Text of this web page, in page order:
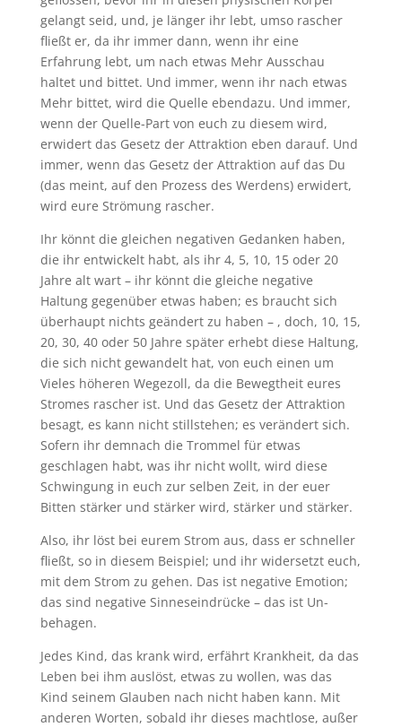
gelangt seid, und, je länger ihr lebt, umso rascher
fließt er, da ihr immer dann, wenn ihr eine
Erfahrung lebt, um nach etwas Mehr Ausschau
haltet und bittet. Und immer, wenn ihr nach etwas
Mehr bittet, wird die Quelle ebendazu. Und immer,
wenn der Quelle-Part von euch zu diesem wird,
erwidert das Gesetz der Attraktion eben darauf. Und
immer, wenn das Gesetz der Attraktion auf das Du
(das meint, auf den Prozess des Werdens) erwidert,
wird eure Strömung rascher.
Ihr könnt die gleichen negativen Gedanken haben,
die ihr entwickelt habt, als ihr 4, 5, 10, 15 oder 20
Jahre alt wart – ihr könnt die gleiche negative
Haltung gegenüber etwas haben; es braucht sich
überhaupt nichts geändert zu haben – , doch, 10, 15,
20, 30, 40 oder 50 Jahre später erhebt diese Haltung,
die sich nicht gewandelt hat, von euch einen um
Vieles höheren Wegezoll, da die Bewegtheit eures
Stromes rascher ist. Und das Gesetz der Attraktion
besagt, es kann nicht stillstehen; es verändert sich.
Sofern ihr demnach die Trommel für etwas
geschlagen habt, was ihr nicht wollt, wird diese
Schwingung in euch zur selben Zeit, in der euer
Bitten stärker und stärker wird, stärker und stärker.
Also, ihr löst bei eurem Strom aus, dass er schneller
fließt, so in diesem Beispiel; und ihr widersetzt euch,
mit dem Strom zu gehen. Das ist negative Emotion;
das sind negative Sinneseindrücke – das ist Un-
behagen.
Jedes Kind, das krank wird, erfährt Krankheit, da das
Leben bei ihm auslöst, etwas zu wollen, was das
Kind seinem Glauben nach nicht haben kann. Mit
anderen Worten, sobald ihr dieses machtlose, außer